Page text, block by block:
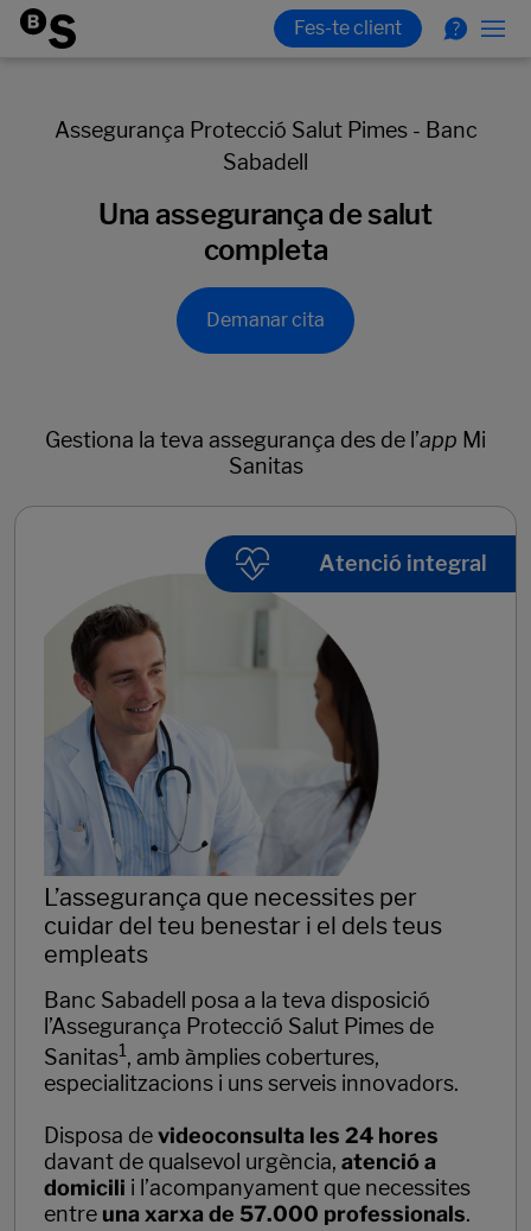
Assegurança Protecció Salut Pimes - Banc
Sabadell
Una assegurança de salut
completa
Demanar cita
Gestiona la teva assegurança des de l’app Mi
Sanitas
Atenció integral
L’assegurança que necessites per
cuidar del teu benestar i el dels teus
empleats
Banc Sabadell posa a la teva disposició
l’Assegurança Protecció Salut Pimes de
Sanitas1, amb àmplies cobertures,
especialitzacions i uns serveis innovadors.
Disposa devideoconsulta les 24 hores
davant de qualsevol urgència, atenció a
domicili i l’acompanyament que necessites
entre una xarxa de 57.000 professionals.